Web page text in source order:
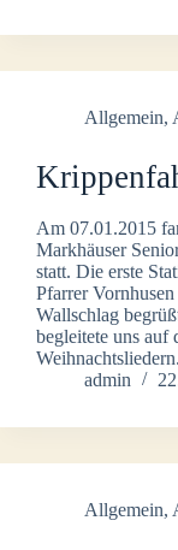
Allgemein,
Am 07.01.2015
Markhäuser
statt. Die erste
Pfarrer
Wallschlag
begleitete uns auf
admin
Allgemein,